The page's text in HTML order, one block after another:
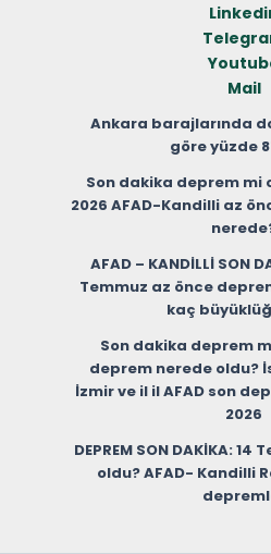
Mail
Ankara barajlarında
göre yüzde
Son dakika deprem mi
2026 AFAD-Kandilli az
AFAD – KANDİLLİ SON
Temmuz az önce
kaç
Son dakika deprem
deprem nerede oldu?
İzmir ve il il AFAD son
2026
DEPREM SON DAKİKA:
oldu? AFAD- Kandilli